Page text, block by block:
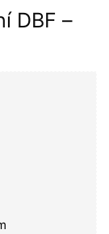
DBF –